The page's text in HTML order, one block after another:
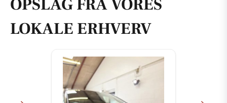
OPSLAG FRA VORES
LOKALE ERHVERV